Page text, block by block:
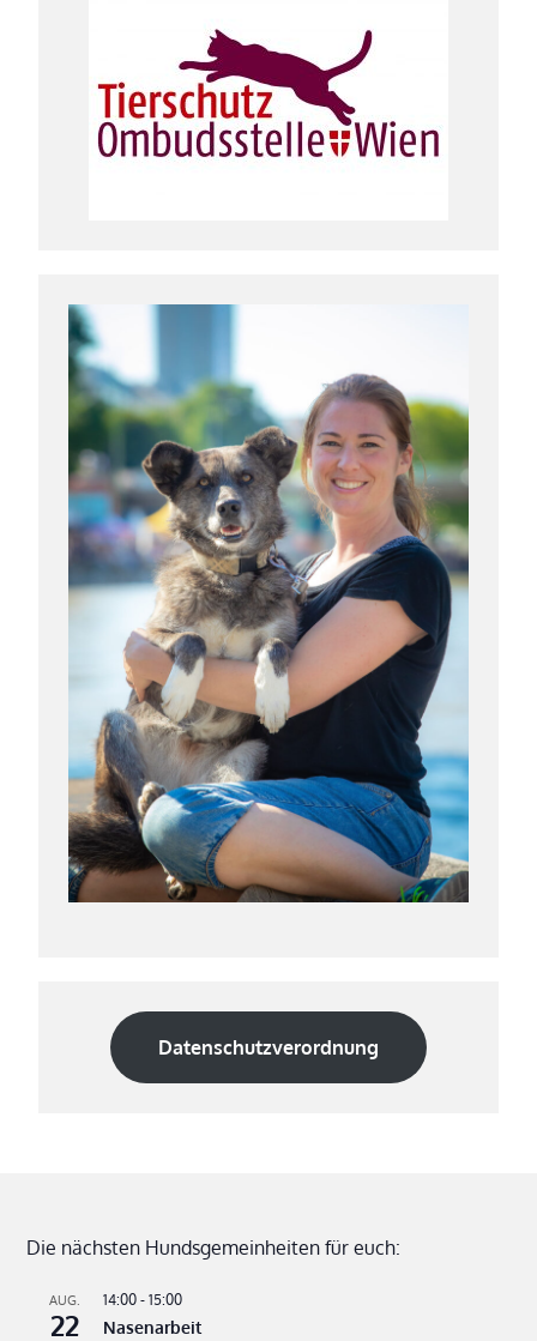
Datenschutzverordnung
Die nächsten Hundsgemeinheiten für euch:
AUG.
22
14:00 -15:00
Nasenarbeit